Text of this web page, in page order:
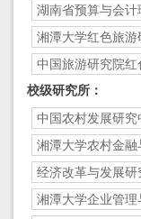
湖南省预算与会
湘潭大学红色旅游
中国旅游研究院
校级研究所：
中国农村发展研究
湘潭大学农村金
经济改革与发展研
湘潭大学企业管